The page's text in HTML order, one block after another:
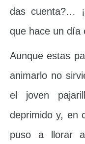
das cuenta?…
que hace un día
Aunque estas
animarlo no
el joven
deprimido y, en
puso a llorar